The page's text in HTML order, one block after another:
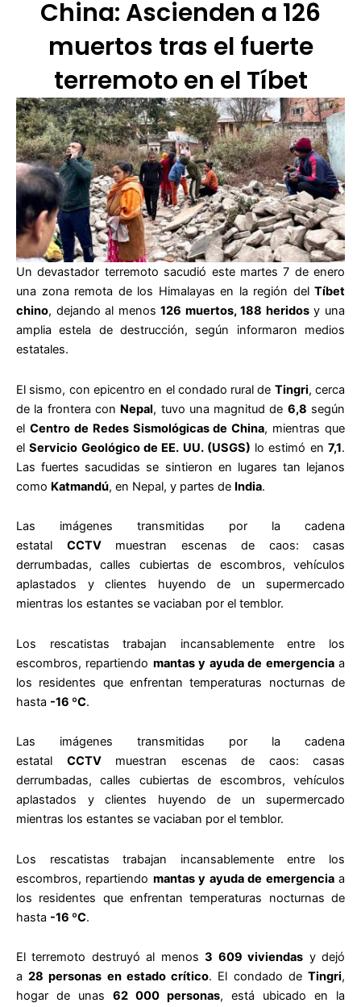
China: Ascienden a 126
muertos tras el fuerte
terremoto en el Tíbet
Un devastador terremoto sacudió este martes 7 de enero
una zona remota de los Himalayas en la región del Tíbet
chino, dejando al menos126 muertos, 188 heridosy una
amplia estela de destrucción, según informaron medios
estatales.
El sismo, con epicentro en el condado rural de Tingri, cerca
de la frontera con Nepal, tuvo una magnitud de 6,8 según
el Centro de Redes Sismológicas de China, mientras que
elServicio Geológico de EE. UU. (USGS) lo estimó en7,1.
Las fuertes sacudidas se sintieron en lugares tan lejanos
como Katmandú, en Nepal, y partes de India.
Las imágenes transmitidas por la cadena
estatal CCTVmuestran escenas de caos: casas
derrumbadas, calles cubiertas de escombros, vehículos
aplastados y clientes huyendo de un supermercado
mientras los estantes se vaciaban por el temblor.
Los rescatistas trabajan incansablemente entre los
escombros, repartiendo mantas y ayuda de emergenciaa
los residentes que enfrentan temperaturas nocturnas de
hasta -16 ºC.
Las imágenes transmitidas por la cadena
estatal CCTVmuestran escenas de caos: casas
derrumbadas, calles cubiertas de escombros, vehículos
aplastados y clientes huyendo de un supermercado
mientras los estantes se vaciaban por el temblor.
Los rescatistas trabajan incansablemente entre los
escombros, repartiendo mantas y ayuda de emergenciaa
los residentes que enfrentan temperaturas nocturnas de
hasta -16 ºC.
El terremoto destruyó al menos3 609 viviendas y dejó
a28 personas en estado crítico. El condado deTingri,
hogar de unas 62 000 personas, está ubicado en la